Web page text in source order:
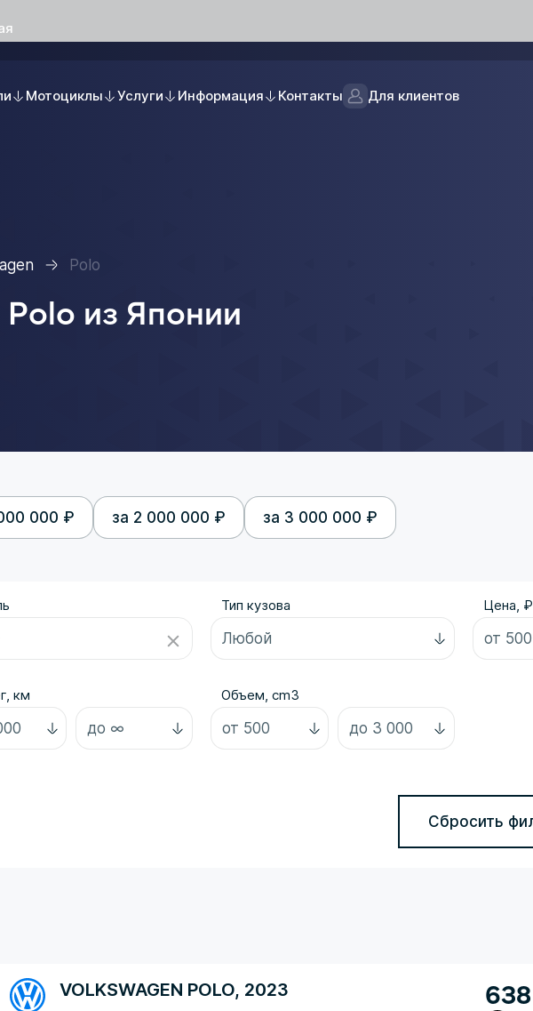
Мотоциклы Услуги Информация Контакты Для клиентов
Polo
из Японии
000 ₽ за 2 000 000 ₽ за 3 000 000 ₽
Тип кузова Цена, ₽
км Объем, cm3
Сбросить
VOLKSWAGEN POLO, 2023